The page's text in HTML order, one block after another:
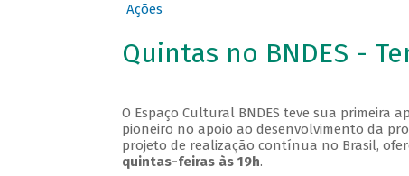
Ações
Quintas no BNDES -
O Espaço Cultural BNDES teve sua primeira
pioneiro no apoio ao desenvolvimento da
projeto de realização contínua no Brasil,
quintas-feiras às 19h.